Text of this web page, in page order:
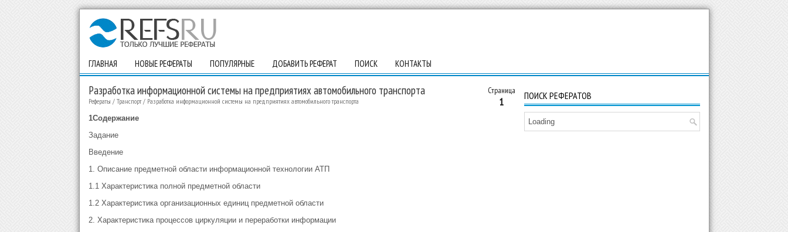
ГЛАВНАЯ НОВЫЕ РЕФЕРАТЫ ПОПУЛЯРНЫЕ ДОБАВИТЬ РЕФЕРАТ ПОИСК КОНТАКТЫ
Страница
1
Разработка информационной системы на предприятиях автомобильного транспорта
Рефераты / Транспорт/ Разработка информационной системы на предприятиях автомобильного транспорта
1Содержание
Задание
Введение
1. Описание предметной области информационной технологии АТП
1.1 Характеристика полной предметной области
1.2 Характеристика организационных единиц предметной области
2. Характеристика процессов циркуляции и переработки информации
ПОИСК РЕФЕРАТОВ
Loading